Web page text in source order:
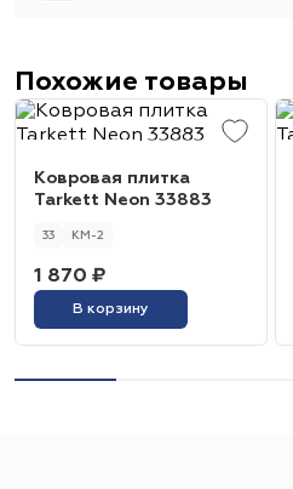
Похожие товары
Ковровая плитка
Tarkett Neon 33883
33 КМ-2
1 870 ₽
В корзину